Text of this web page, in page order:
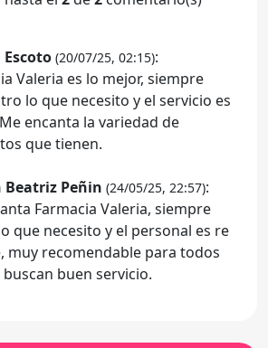
(20/07/25, 02:15):
Valeria es lo mejor, siempre
lo que necesito y el servicio es
encanta la variedad de
que tienen.
Beatriz Peñin (24/05/25, 22:57):
Farmacia Valeria, siempre
que necesito y el personal es re
muy recomendable para todos
buen servicio.